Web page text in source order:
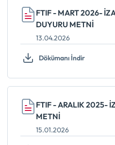
FTIF - MART 2026-
DUYURU METNİ
13.04.2026
Dökümanı İndir
FTIF - ARALIK 2025-
METNİ
15.01.2026